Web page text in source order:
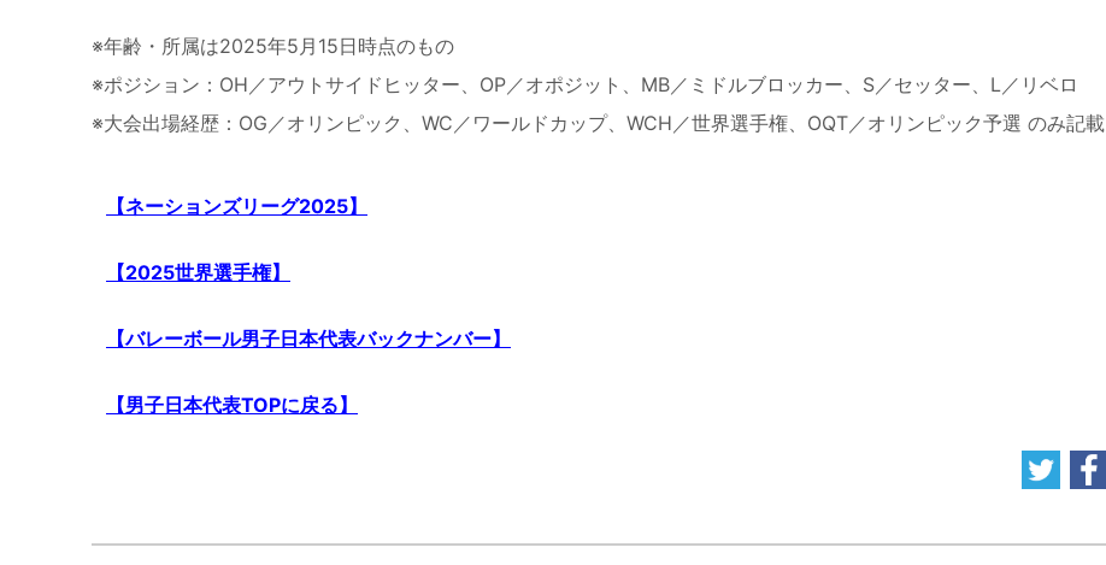
※年齢・所属は2025年5月15日時点のもの
※ポジション：OH／アウトサイドヒッター、OP／オポジット、MB／ミドルブロッカー、S／セッター、L／リベロ
※大会出場経歴：OG／オリンピック、WC／ワールドカップ、WCH／世界選手権、OQT／オリンピック予選 のみ記載
【ネーションズリーグ2025】
【2025世界選手権】
【バレーボール男子日本代表バックナンバー】
【男子日本代表TOPに戻る】